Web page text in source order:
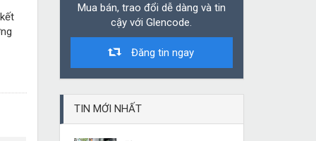
Mua bán, trao đổi dễ dàng và tin
cậy với Glencode.
Đăng tin ngay
TIN MỚI NHẤT